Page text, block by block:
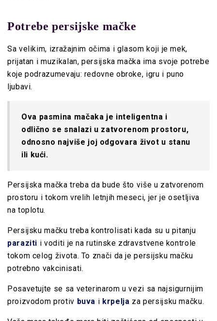
Potrebe persijske mačke
Sa velikim, izražajnim očima i glasom koji je mek,
prijatan i muzikalan, persijska mačka ima svoje potrebe
koje podrazumevaju: redovne obroke, igru i puno
ljubavi.
Ova pasmina mačaka je inteligentna i
odlično se snalazi u zatvorenom prostoru,
odnosno najviše joj odgovara život u stanu
ili kući.
Persijska mačka treba da bude što više u zatvorenom
prostoru i tokom vrelih letnjih meseci, jer je osetljiva
na toplotu.
Persijsku mačku treba kontrolisati kada su u pitanju
paraziti i voditi je na rutinske zdravstvene kontrole
tokom celog života. To znači da je persijsku mačku
potrebno vakcinisati.
Posavetujte se sa veterinarom u vezi sa najsigurnijim
proizvodom protiv buva i krpelja za persijsku mačku.